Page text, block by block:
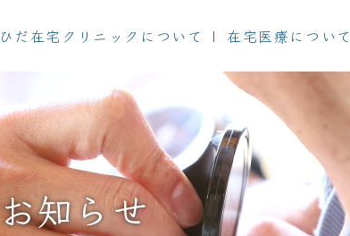
ひだ在宅クリニックについて 在宅医療について
お知らせ